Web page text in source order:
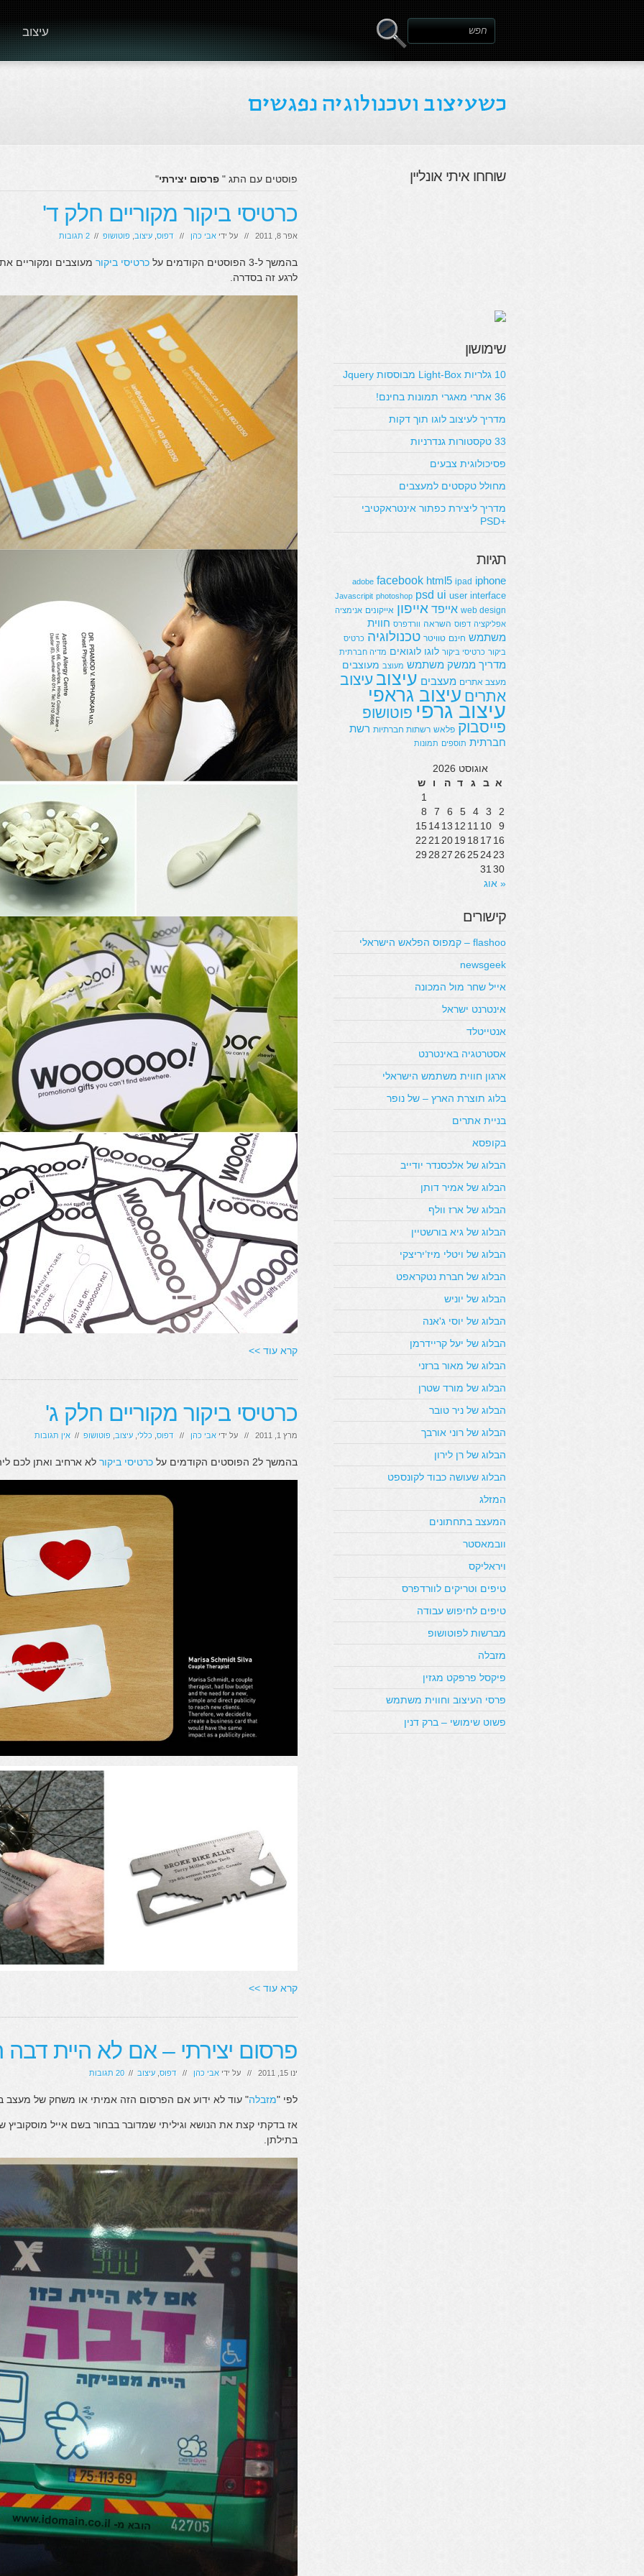
עיצוב
פוסטים עם התג " פרסום יצירתי"
כרטיסי ביקור מקוריים חלק ד'
אפר 8, 2011 // על ידי אבי כהן // דפוס עיצוב פוטושופ // 2 תגובות
בהמשך ל-3 הפוסטים הקודמים על כרטיסי ביקור מעוצבים ומקוריים
לרגע זה בסדרה.
קרא עוד >>
כרטיסי ביקור מקוריים חלק ג'
מרץ 1, 2011 // על ידי אבי כהן // דפוס כללי עיצוב פוטושופ // אין תגובות
בהמשך ל2 הפוסטים הקודמים על כרטיסי ביקור לא ארחיב ואתן לכם
קרא עוד >>
פרסום יצירתי – אם לא היית
ינו 15, 2011 // על ידי אבי כהן // דפוס עיצוב // 20 תגובות
לפי "מזבלה" עוד לא ידוע אם הפרסום הזה אמיתי או משחק של מעצב
אז בדקתי קצת את הנושא וגיליתי שמדובר בבחור בשם אייל
בתילתן.
שוחחו איתי אונליין
שימושון
10 גלריות Light-Box מבוססות Jquery
36 אתרי מאגרי תמונות בחינם!
מדריך לעיצוב לוגו תוך דקות
33 טקסטורות גנדרניות
פסיכולוגית צבעים
מחולל טקסטים למעצבים
מדריך ליצירת כפתור אינטראקטיבי
+PSD
תגיות
adobe facebook html5 ipad iphone
Javascripit photoshop psd ui user interface
web design אייפד אייפון אייקונים אנימציה
אפליקציה דפוס השראה וורדפרס חווית
משתמש חינם טוויטר טכנולוגיה כרטיס
ביקור כרטיסי ביקור לוגו לוגואים מדיה חברתית
מדריך ממשק משתמש מעוצב מעוצבים
מעצב אתרים מעצבים עיצוב עיצוב
אתרים עיצוב גראפי
עיצוב גרפי פוטושופ
פייסבוק פלאש רשתות חברתיות רשת
חברתית תוספים תמונות
אוגוסט 2026
א ב ג ד ה ו
ש
1
2
3
4
5
6
7
8
9
10
11
12
13
14
15
16
17
18
19
20
21
22
23
24
25
26
27
28
29
30
31
« אוג
קישורים
flashoo – קמפוס הפלאש הישראלי
newsgeek
אייל שחר מול המכונה
אינטרנט ישראל
אנטייטלד
אסטרטגיה באינטרנט
ארגון חווית משתמש הישראלי
בלוג תוצרת הארץ – של נופר
בניית אתרים
בקופסא
הבלוג של אלכסנדר יודייב
הבלוג של אמיר דותן
הבלוג של ארז וולף
הבלוג של גיא בורשטיין
הבלוג של ויטלי מיז’יריצקי
הבלוג של חברת נטקראפט
הבלוג של יוניש
הבלוג של יוסי ג'אנה
הבלוג של יעל קריידרמן
הבלוג של מאור ברזני
הבלוג של מורד שטרן
הבלוג של ניר טובר
הבלוג של רוני אורבך
הבלוג של רן לירון
הבלוג שעושה כבוד לקונספט
המזלג
המעצב בתחתונים
וובמאסטר
ויראליקס
טיפים וטריקים לוורדפרס
טיפים לחיפוש עבודה
מברשות לפוטושופ
מזבלה
פיקסל פרפקט מגזין
פרסי העיצוב וחווית משתמש
פשוט שימושי – ברק דנין